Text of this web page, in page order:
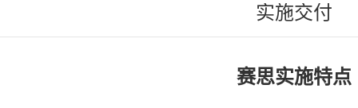
实施交付
赛思实施特点